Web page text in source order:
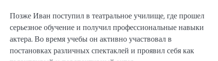
Позже Иван поступил в театральное училище, где прошел
серьезное обучение и получил профессиональные навыки
актера. Во время учебы он активно участвовал в
постановках различных спектаклей и проявил себя как